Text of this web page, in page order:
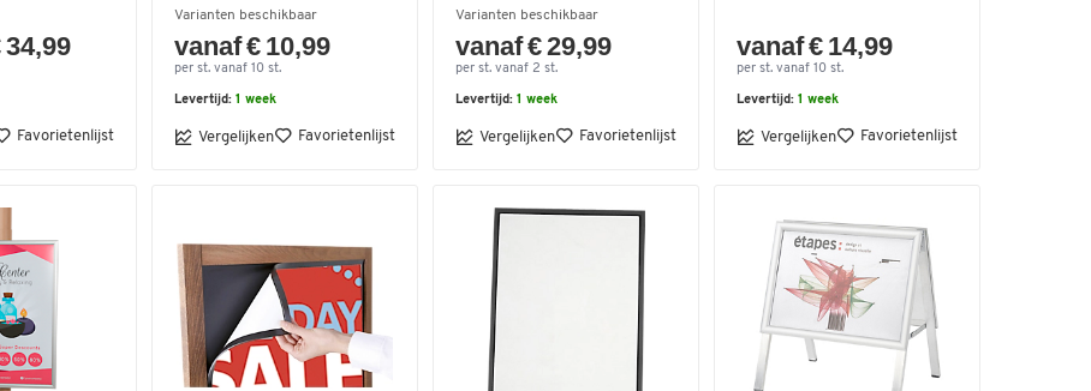
Favorietenlijst
Varianten beschikbaar
vanaf € 10,99
per st. vanaf 10 st.
Levertijd: 1 week
Vergelijken Favorietenlijst
Varianten beschikbaar
vanaf € 29,99
per st. vanaf 2 st.
Levertijd: 1 week
Vergelijken Favorietenlijst
vanaf € 14,99
per st. vanaf 10 st.
Levertijd: 1 week
Vergelijken Favorietenlijst